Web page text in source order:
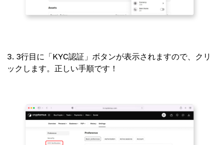
3行目に「KYC認証」ボタンが表示されますので、クリ
ックします。正しい手順です！